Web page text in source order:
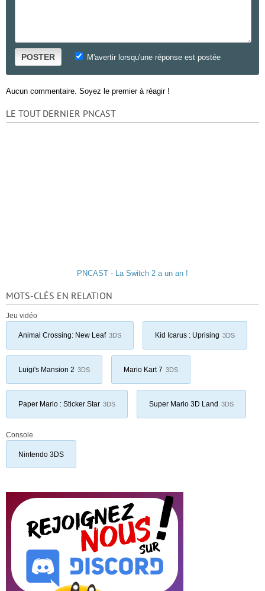
POSTER M'avertir lorsqu'une réponse est postée
Aucun commentaire. Soyez le premier à réagir !
LE TOUT DERNIER PNCAST
PNCAST - La Switch 2 a un an !
MOTS-CLÉS EN RELATION
Jeu vidéo
Animal Crossing: New Leaf 3DS Kid Icarus : Uprising 3DS
Luigi's Mansion 2 3DS Mario Kart 7 3DS
Paper Mario : Sticker Star 3DS Super Mario 3D Land 3DS
Console
Nintendo 3DS